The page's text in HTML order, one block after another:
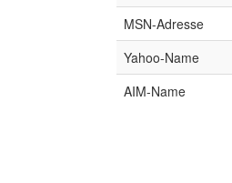
MSN-Adresse
Yahoo-Name
AIM-Name